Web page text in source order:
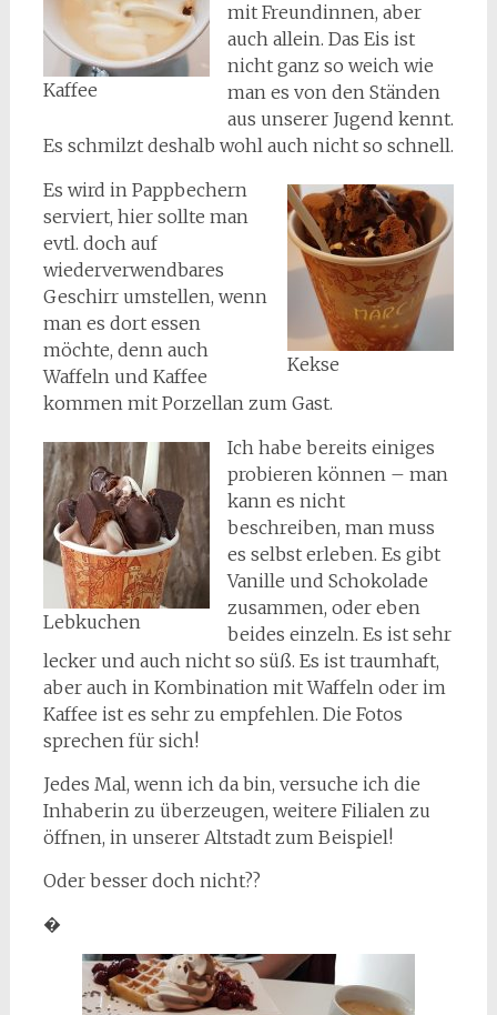
Kaffee
mit Freundinnen, aber
auch allein. Das Eis ist
nicht ganz so weich wie
man es von den Ständen
aus unserer Jugend kennt.
Es schmilzt deshalb wohl auch nicht so schnell.
Kekse
Es wird in Pappbechern
serviert, hier sollte man
evtl. doch auf
wiederverwendbares
Geschirr umstellen, wenn
man es dort essen
möchte, denn auch
Waffeln und Kaffee
kommen mit Porzellan zum Gast.
Lebkuchen
Ich habe bereits einiges
probieren können – man
kann es nicht
beschreiben, man muss
es selbst erleben. Es gibt
Vanille und Schokolade
zusammen, oder eben
beides einzeln. Es ist sehr
lecker und auch nicht so süß. Es ist traumhaft,
aber auch in Kombination mit Waffeln oder im
Kaffee ist es sehr zu empfehlen. Die Fotos
sprechen für sich!
Jedes Mal, wenn ich da bin, versuche ich die
Inhaberin zu überzeugen, weitere Filialen zu
öffnen, in unserer Altstadt zum Beispiel!
Oder besser doch nicht??
�